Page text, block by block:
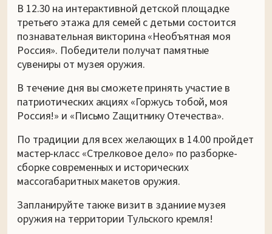
В 12.30 на интерактивной детской площадке
третьего этажа для семей с детьми состоится
познавательная викторина «Необъятная моя
Россия». Победители получат памятные
сувениры от музея оружия.
В течение дня вы сможете принять участие в
патриотических акциях «Горжусь тобой, моя
Россия!» и «Письмо Zащитнику Отечества».
По традиции для всех желающих в 14.00 пройдет
мастер-класс «Стрелковое дело» по разборке-
сборке современных и исторических
массогабаритных макетов оружия.
Запланируйте также визит в зданиие музея
оружия на территории Тульского кремля!